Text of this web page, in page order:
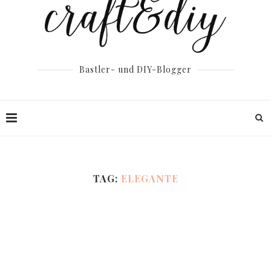
Bastler- und DIY-Blogger
TAG: ELEGANTE